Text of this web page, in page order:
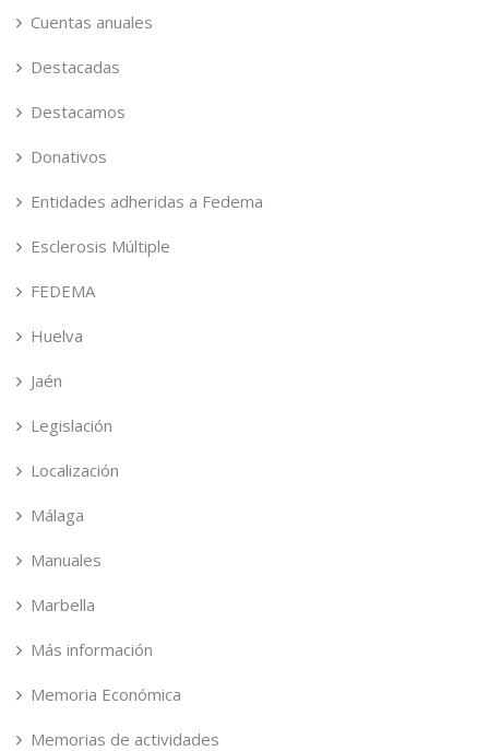
Cuentas anuales
Destacadas
Destacamos
Donativos
Entidades adheridas a Fedema
Esclerosis Múltiple
FEDEMA
Huelva
Jaén
Legislación
Localización
Málaga
Manuales
Marbella
Más información
Memoria Económica
Memorias de actividades